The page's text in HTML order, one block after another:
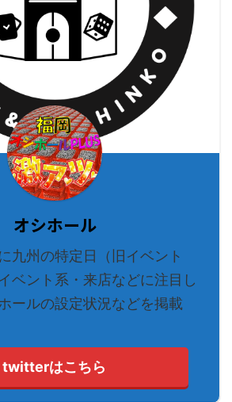
オシホール
九州の特定日（旧イベント
ベント系・来店などに注目し
ールの設定状況などを掲載
twitterはこちら